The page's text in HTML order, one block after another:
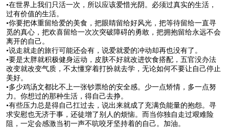
•在世界上我们只活一次，所以应该爱惜光阴。必须过真实的生活，
过有价值的生活。
•你要把体重留给爱的美食，把眼睛留给好风光，把等待留给一直寻
觅的真心，把欢喜留给一次次突破障碍的勇敢，把拥抱留给永远不会
离开的自己。
•说走就走的旅行可能还会有，说爱就爱的冲动却再也没有了。
•要是太胖就积极健身运动，皮肤不好就改进饮食搭配，五官没办法
改变就改变气质，不太懂穿着打扮就去学，无论如何不要让自己停止
美好。
•多少鸡汤文都比不上一张钞票给的安全感。少一点矫情，多一点努
力。你想过的那种生活，得自己去挣。
•有些压力总是得自己扛过去，说出来就成了充满负能量的抱怨。寻
求安慰也无济于事，还徒增了别人的烦恼。而当你独自走过艰难险
阻，一定会感激当初一声不吭咬牙坚持着的自己。加油。